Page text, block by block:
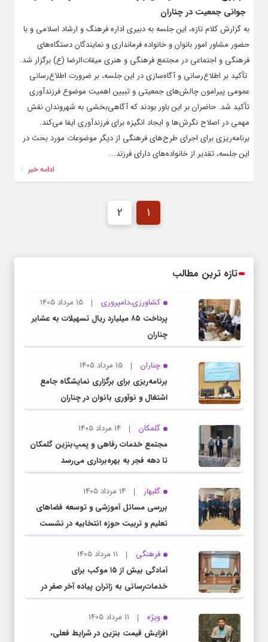
جوانی جمعیت در چناران
به گزارش کلام تازه، این جلسه به دبیری اداره فرهنگ و ارشاد اسلامی و با
حضور مشاور امور بانوان و خانواده فرمانداری و نمایندگان دستگاه‌های
فرهنگی و اجتماعی در مجتمع فرهنگی و هنری میقات‌الرضا (ع) برگزار شد.
‌ تأکید بر اطلاع‌رسانی و آگاه‌سازی در این جلسه، بر ضرورت اطلاع‌رسانی
عمومی پیرامون چالش‌های جمعیتی و تبیین اهمیت موضوع فرزندآوری
تأکید شد. حاضران بر این باور بودند که آگاهی‌بخشی به شهروندان نقش
مهمی در اصلاح نگرش‌ها و ایجاد انگیزه برای فرزندآوری ایفا می‌کند. ‌
برنامه‌ریزی برای اجرای طرح‌های فرهنگی از دیگر موضوعات مورد بحث در
این جلسه، تقدیر از خانواده‌های دارای فرزند...
ادامه خبر
1
2
تازه ترین مطالب
کشاورزی،دامپروری
15 مرداد 1405
پرداخت ۸۵ میلیارد ریال تسهیلات به عشایر
چناران
چناران
15 مرداد 1405
برنامه‌ریزی برای برگزاری نمایشگاه جامع
اشتغال و نوآوری بانوان در چناران
گلمکان
14 مرداد 1405
مجتمع خدمات رفاهی و پمپ‌بنزین گلمکان
تا دهه فجر به بهره‌برداری می‌رسد
گلبهار
14 مرداد 1405
بررسی مسائل آموزشی و توسعه فضاهای
تعلیم و تربیت حوزه انتخابیه در نشست
مشترک عضو کمیسیون آموزش مجلس با
مدیرکل آموزش و پرورش خراسان رضوی
فرهنگی
11 مرداد 1405
آمادگی بیش از ۱۵ موکب برای
خدمات‌رسانی به زائران پیاده آخر صفر در
شهرستان چناران
ویژه
11 مرداد 1405
افزایش قیمت بنزین در شرایط فعلی،